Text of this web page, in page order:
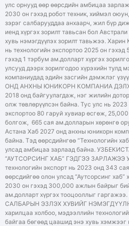
улс орнууд өөр өөрсдийн амбицаа
2030 он гэхэд робот техник, хиймэл
зэрэг салбарууддаа анхаарч, жил бүр
иенд хүргэх зорилт тавьсан бол
хувь нэмэгдүүлэх зорилт тавьжээ.
нь технологийн экспортоо 2025 он
гэхэд 1 тэрбум ам.долларт хүргэх
улсууд дээрх зорилгодоо хүрэхийн тулд
компаниудад эдийн засгийн дэмжлэг
ОНД АНХНЫ ЮНИКОРН КОМПАНИА
2018 онд байгуулагдаж, нэг жилийн
олж төвлөрүүлсэн байна. Тус улс нь
экспортоо 80 гаруй хувиар өсгөж,
болгож, 665 сая ам.долларын хөрөнгө
Астана Хаб 2027 онд анхны юникорн
байна. Тэд өөрсдийнгөө “Технологийн
улсад амбицаа зарлаад байна.
“АУТСОРСИНГ ХАБ” ГЭДГЭЭ ЗАРЛАЖЭЭ
технологийн экспорт нь 2023 онд 343
өөрсдийгөө олон улсад “Аутсорсинг
2030 он гэхэд 300,000 ажлын байрыг
ам.долларт хүргэх тооцооллыг
САЛБАРЫН ЭЗЛЭХ ХУВИЙГ
харилцаа холбоо, мэдээллийн
байгаа бөгөөд цаашид энэ хувь хэмжээг